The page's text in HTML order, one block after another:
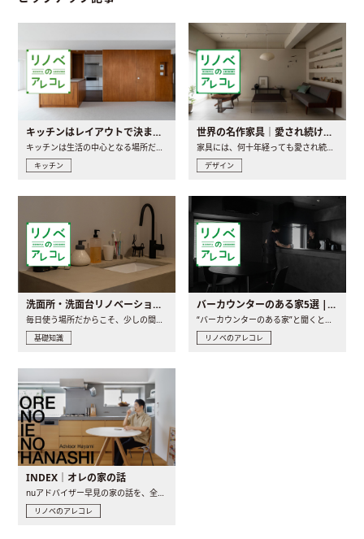
キッチンはレイアウトで決まる。後悔しないための考え方と選び方
キッチン
世界の名作家具｜愛され続ける理由と一生モノとの出会い方
デザイン
洗面所・洗面台リノベーションの事例と間取りアイデア
毎日使う場所だからこそ、少しの間取りの工夫や素材の選び方で..
基礎知識
バーカウンターのある家5選 | 日常に馴染む“距離の近い”キッチンとは
“バーカウンターのある家”と聞くと、少し特別な、大人のための..
リノベのアレコレ
INDEX｜オレの家の話
リノベのアレコレ